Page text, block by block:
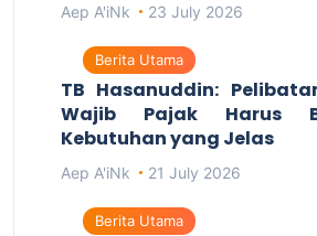
Aep A'iNk 23 July 2026
Berita Utama
TB Hasanuddin:
Wajib Pajak Harus
Kebutuhan yang Jelas
Aep A'iNk 21 July 2026
Berita Utama